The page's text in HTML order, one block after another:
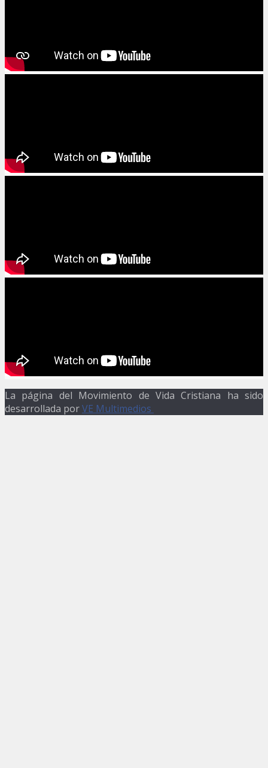
La página del Movimiento de Vida Cristiana ha sido
desarrollada porVE Multimedios